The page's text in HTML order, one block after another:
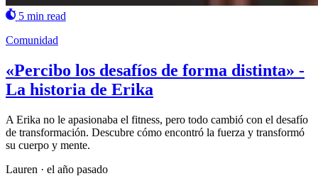
5 min read
Comunidad
«Percibo los desafíos de forma distinta» -
La historia de Erika
A Erika no le apasionaba el fitness, pero todo cambió con el desafío
de transformación. Descubre cómo encontró la fuerza y transformó
su cuerpo y mente.
Lauren · el año pasado